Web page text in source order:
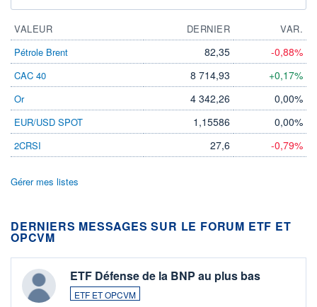
VALEUR DERNIER
VAR.
Pétrole Brent
82,35 -0,88%
CAC 40 8 714,93 +0,17%
Or 4 342,26 0,00%
EUR/USD SPOT 1,15586 0,00%
2CRSI 27,6 -0,79%
Gérer mes listes
DERNIERS MESSAGES SUR LE FORUM ETF ET
OPCVM
ETF Défense de la BNP au plus bas
ETF ET OPCVM